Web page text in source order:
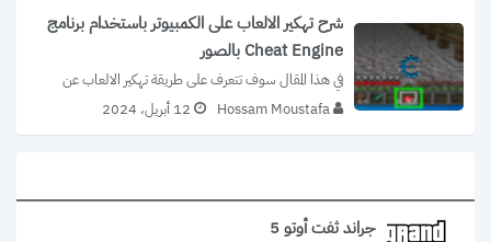
شرح تهكير الالعاب على الكمبيوتر باستخدام برنامج
Cheat Engine بالصور
طريق استخدام واحد من...
Hossam Moustafa 12 أبريل، 2024
جراند ثفت أوتو 5